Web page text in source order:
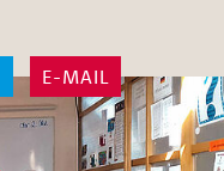
E-MAIL